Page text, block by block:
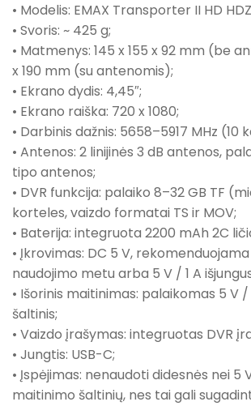
• Modelis: EMAX Transporter II HD
• Svoris: ~ 425 g;
• Matmenys: 145 x 155 x 92 mm (be
x 190 mm (su antenomis);
• Ekrano dydis: 4,45″;
• Ekrano raiška: 720 x 1080;
• Darbinis dažnis: 5658–5917 MHz (10
• Antenos: 2 linijinės 3 dB antenos,
tipo antenos;
• DVR funkcija: palaiko 8–32 GB TF
korteles, vaizdo formatai TS ir MOV;
• Baterija: integruota 2200 mAh 2C
• Įkrovimas: DC 5 V,
naudojimo metu arba 5 V / 1 A
• Išorinis maitinimas: palaikomas 5 V
šaltinis;
• Vaizdo įrašymas: integruotas DVR
• Jungtis: USB-C;
• Įspėjimas: nenaudoti didesnės nei 5
maitinimo šaltinių, nes tai gali